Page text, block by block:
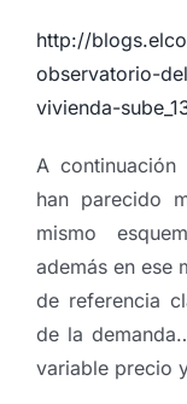
http://
observatorio-
vivienda-
A
han parecido
mismo
además en ese
de referencia
de la
variable precio